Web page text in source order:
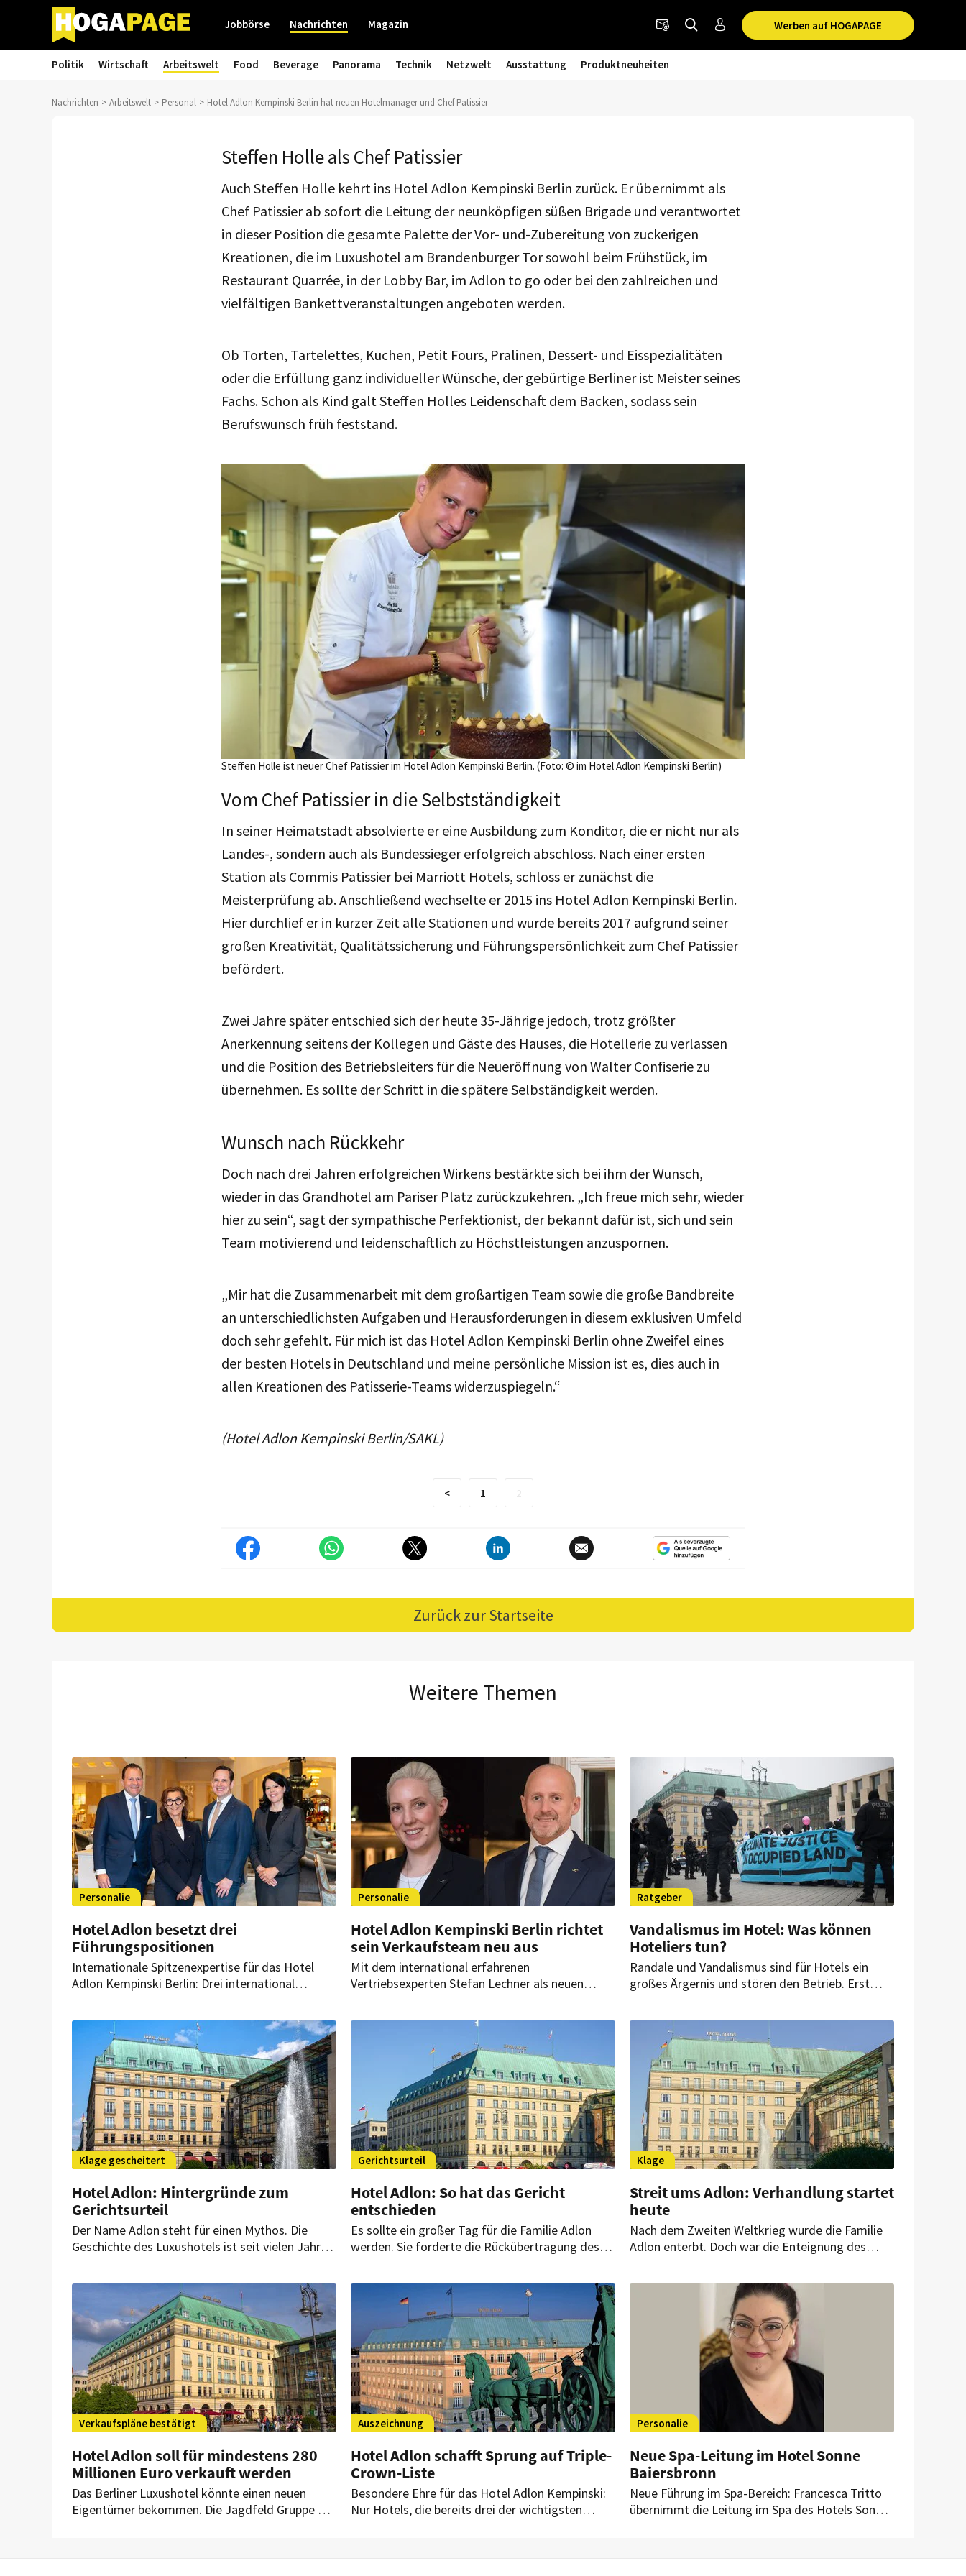
Werben auf HOGAPAGE
Jobbörse Nachrichten Magazin
Politik Wirtschaft Arbeitswelt Food Beverage Panorama Technik Netzwelt Ausstattung Produktneuheiten
Nachrichten Arbeitswelt Personal Hotel Adlon Kempinski Berlin hat neuen Hotelmanager und Chef Patissier
Steffen Holle als Chef Patissier
Auch Steffen Holle kehrt ins Hotel Adlon Kempinski Berlin zurück. Er übernimmt als
Chef Patissier ab sofort die Leitung der neunköpfigen süßen Brigade und verantwortet
in dieser Position die gesamte Palette der Vor- und-Zubereitung von zuckerigen
Kreationen, die im Luxushotel am Brandenburger Tor sowohl beim Frühstück, im
Restaurant Quarrée, in der Lobby Bar, im Adlon to go oder bei den zahlreichen und
vielfältigen Bankettveranstaltungen angeboten werden.
Ob Torten, Tartelettes, Kuchen, Petit Fours, Pralinen, Dessert- und Eisspezialitäten
oder die Erfüllung ganz individueller Wünsche, der gebürtige Berliner ist Meister seines
Fachs. Schon als Kind galt Steffen Holles Leidenschaft dem Backen, sodass sein
Berufswunsch früh feststand.
Steffen Holle ist neuer Chef Patissier im Hotel Adlon Kempinski Berlin. (Foto: © im Hotel Adlon Kempinski Berlin)
Vom Chef Patissier in die Selbstständigkeit
In seiner Heimatstadt absolvierte er eine Ausbildung zum Konditor, die er nicht nur als
Landes-, sondern auch als Bundessieger erfolgreich abschloss. Nach einer ersten
Station als Commis Patissier bei Marriott Hotels, schloss er zunächst die
Meisterprüfung ab. Anschließend wechselte er 2015 ins Hotel Adlon Kempinski Berlin.
Hier durchlief er in kurzer Zeit alle Stationen und wurde bereits 2017 aufgrund seiner
großen Kreativität, Qualitätssicherung und Führungspersönlichkeit zum Chef Patissier
befördert.
Zwei Jahre später entschied sich der heute 35-Jährige jedoch, trotz größter
Anerkennung seitens der Kollegen und Gäste des Hauses, die Hotellerie zu verlassen
und die Position des Betriebsleiters für die Neueröffnung von Walter Confiserie zu
übernehmen. Es sollte der Schritt in die spätere Selbständigkeit werden.
Wunsch nach Rückkehr
Doch nach drei Jahren erfolgreichen Wirkens bestärkte sich bei ihm der Wunsch,
wieder in das Grandhotel am Pariser Platz zurückzukehren. „Ich freue mich sehr, wieder
hier zu sein“, sagt der sympathische Perfektionist, der bekannt dafür ist, sich und sein
Team motivierend und leidenschaftlich zu Höchstleistungen anzuspornen.
„Mir hat die Zusammenarbeit mit dem großartigen Team sowie die große Bandbreite
an unterschiedlichsten Aufgaben und Herausforderungen in diesem exklusiven Umfeld
doch sehr gefehlt. Für mich ist das Hotel Adlon Kempinski Berlin ohne Zweifel eines
der besten Hotels in Deutschland und meine persönliche Mission ist es, dies auch in
allen Kreationen des Patisserie-Teams widerzuspiegeln.“
(Hotel Adlon Kempinski Berlin/SAKL)
< 1
Zurück zur Startseite
Weitere Themen
Personalie
Hotel Adlon besetzt drei
Führungspositionen
Internationale Spitzenexpertise für das Hotel
Adlon Kempinski Berlin: Drei international
Managementteam des Berliner Grandhotels. Sie
übernehmen Schlüsselpositionen in den
Bereichen Gastronomie, Rooms Division und
Personal.
Personalie
Hotel Adlon Kempinski Berlin richtet
sein Verkaufsteam neu aus
Mit dem international erfahrenen
Vertriebsexperten Stefan Lechner als neuen
Allrounderin Lisa Voget als Marketing Managerin
stellt die Hotelikone ihr Führungsteam völlig neu
Ratgeber
Vandalismus im Hotel: Was können
Hoteliers tun?
Randale und Vandalismus sind für Hotels ein
großes Ärgernis und stören den Betrieb. Erst
Farbattacke und Blockaden vor dem Hotel Adlon
protestiert. Wie kann sich ein Hotel schützen und
was kann es tun, wenn es doch Opfer von
Vandalismus geworden ist?
Klage gescheitert
Hotel Adlon: Hintergründe zum
Gerichtsurteil
Der Name Adlon steht für einen Mythos. Die
Geschichte des Luxushotels ist seit vielen Jahren
vor Gericht dazu. Es wird wohl nicht das letzte
Gerichtsurteil
Hotel Adlon: So hat das Gericht
entschieden
Es sollte ein großer Tag für die Familie Adlon
werden. Sie forderte die Rückübertragung des
Entscheidung getroffen.
Klage
Streit ums Adlon: Verhandlung startet
heute
Nach dem Zweiten Weltkrieg wurde die Familie
Adlon enterbt. Doch war die Enteignung des
Damit beschäftigt sich heute das
Verwaltungsgericht Berlin.
Verkaufspläne bestätigt
Hotel Adlon soll für mindestens 280
Millionen Euro verkauft werden
Das Berliner Luxushotel könnte einen neuen
Eigentümer bekommen. Die Jagdfeld Gruppe hat
Auszeichnung
Hotel Adlon schafft Sprung auf Triple-
Crown-Liste
Besondere Ehre für das Hotel Adlon Kempinski:
Nur Hotels, die bereits drei der wichtigsten
Personalie
Neue Spa-Leitung im Hotel Sonne
Baiersbronn
Neue Führung im Spa-Bereich: Francesca Tritto
übernimmt die Leitung im Spa des Hotels Sonne